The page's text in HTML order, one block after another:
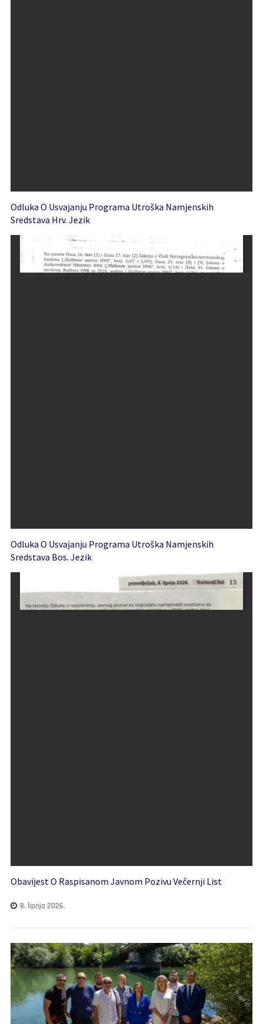
Odluka O Usvajanju Programa Utroška Namjenskih
Sredstava Hrv. Jezik
Odluka O Usvajanju Programa Utroška Namjenskih
Sredstava Bos. Jezik
Obavijest O Raspisanom Javnom Pozivu Večernji List
8. lipnja 2026.